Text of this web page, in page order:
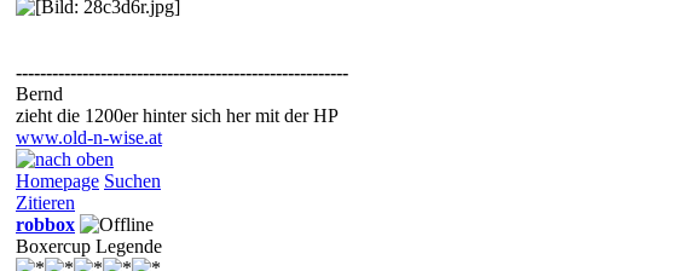
-------------------------------------------------------
Bernd
zieht die 1200er hinter sich her mit der HP
www.old-n-wise.at
Homepage Suchen
Zitieren
robbox
Boxercup Legende